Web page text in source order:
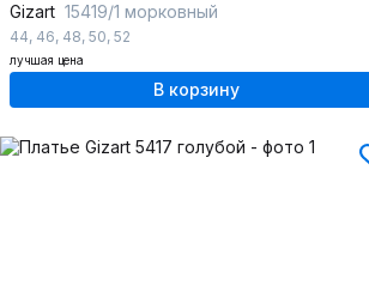
Gizart 15419/1 морковный
44, 46, 48, 50, 52
лучшая цена
В корзину